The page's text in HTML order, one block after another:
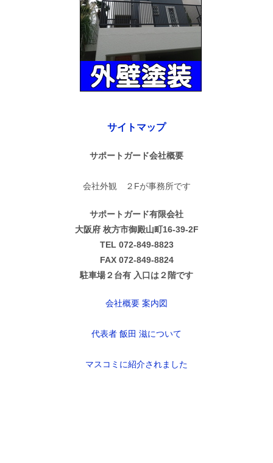
サイトマップ
サポートガード会社概要
会社外観 ２Fが事務所です
サポートガード有限会社
大阪府 枚方市御殿山町16-39-2F
TEL 072-849-8823
FAX 072-849-8824
駐車場２台有 入口は２階です
会社概要 案内図
代表者 飯田 滋について
マスコミに紹介されました